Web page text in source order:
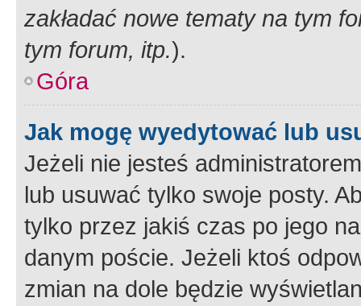
zakładać nowe tematy na tym
tym forum, itp.).
Góra
Jak mogę wyedytować lub
Jeżeli nie jesteś
lub usuwać tylko swoje posty.
tylko przez jakiś czas po jego
danym poście. Jeżeli ktoś
zmian na dole będzie